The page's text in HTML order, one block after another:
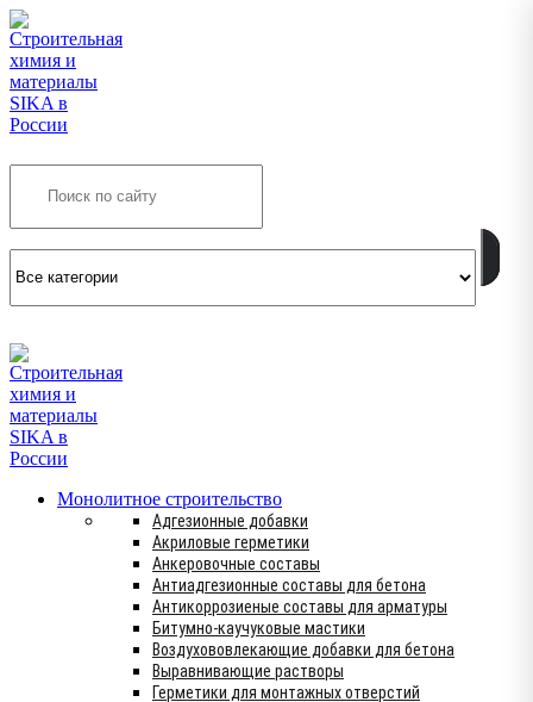
Монолитное строительство
Адгезионные добавки
Акриловые герметики
Анкеровочные составы
Антиадгезионные составы для бетона
Антикоррозиеные составы для арматуры
Битумно-каучуковые мастики
Воздухововлекающие добавки для бетона
Выравнивающие растворы
Герметики для монтажных отверстий